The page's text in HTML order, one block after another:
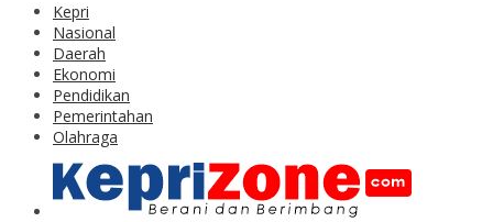
Kepri
Nasional
Daerah
Ekonomi
Pendidikan
Pemerintahan
Olahraga